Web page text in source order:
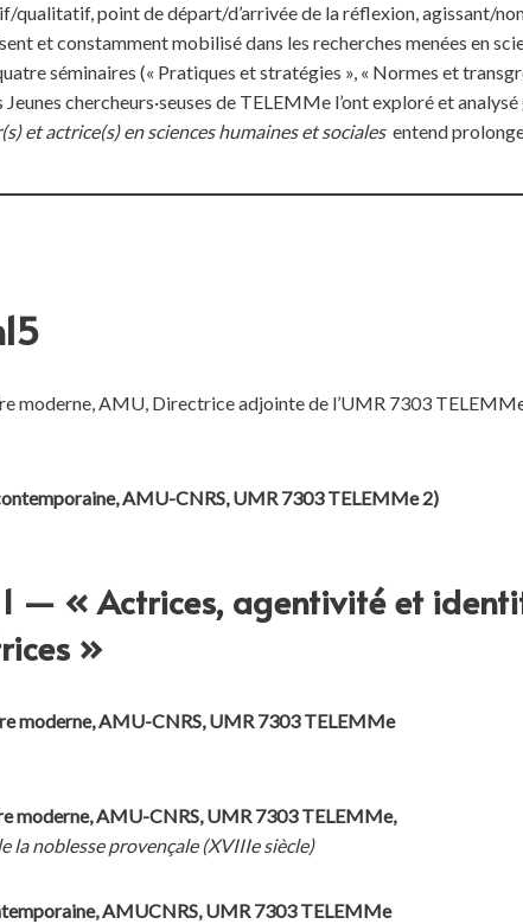
point de départ/d’arrivée de la réflexion, agissant/
et constamment mobilisé dans les recherches menées en
séminaires (« Pratiques et stratégies », « Normes et
chercheurs·seuses de TELEMMe l’ont exploré et
et actrice(s) en sciences humaines et sociales entend
moderne, AMU, Directrice adjointe de l’UMR 7303
AMU-CNRS, UMR 7303 TELEMMe 2)
1 — « Actrices, agentivité et
»
moderne, AMU-CNRS, UMR 7303 TELEMMe
moderne, AMU-CNRS, UMR 7303 TELEMMe,
la noblesse provençale (XVIIIe siècle)
AMUCNRS, UMR 7303 TELEMMe